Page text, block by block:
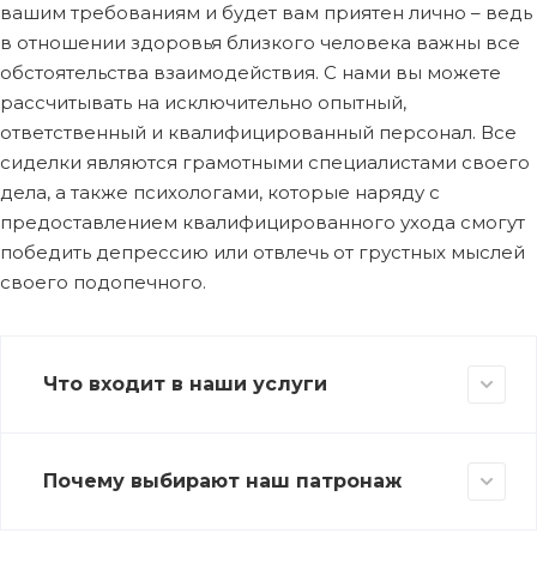
вашим требованиям и будет вам приятен лично – ведь
в отношении здоровья близкого человека важны все
обстоятельства взаимодействия. С нами вы можете
рассчитывать на исключительно опытный,
ответственный и квалифицированный персонал. Все
сиделки являются грамотными специалистами своего
дела, а также психологами, которые наряду с
предоставлением квалифицированного ухода смогут
победить депрессию или отвлечь от грустных мыслей
своего подопечного.
Что входит в наши услуги
Почему выбирают наш патронаж